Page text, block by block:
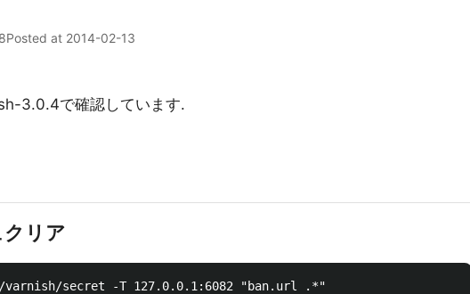
Posted at 2014-02-13
3.0.4で確認しています.
リア
varnish/secret -T 127.0.0.1:6082 "ban.url .*"